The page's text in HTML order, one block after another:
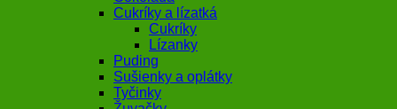
Cukríky a lízatká
Cukríky
Lízanky
Puding
Sušienky a oplátky
Tyčinky